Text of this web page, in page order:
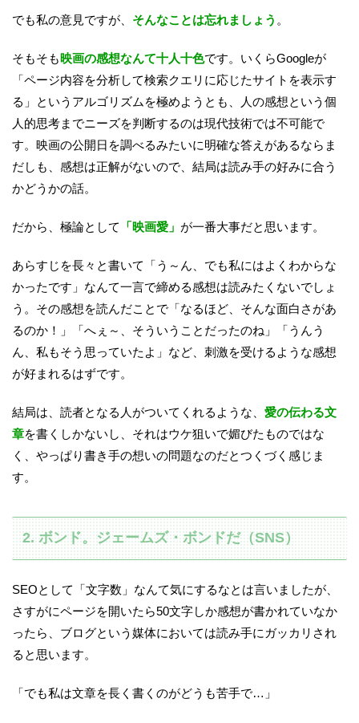
でも私の意見ですが、 そんなことは忘れましょう 。
そもそも映画の感想なんて十人十色です。いくらGoogleが
「ページ内容を分析して検索クエリに応じたサイトを表示す
る」というアルゴリズムを極めようとも、人の感想という個
人的思考までニーズを判断するのは現代技術では不可能で
す。映画の公開日を調べるみたいに明確な答えがあるならま
だしも、感想は正解がないので、結局は読み手の好みに合う
かどうかの話。
だから、極論として 「映画愛」 が一番大事だと思います。
あらすじを長々と書いて「う～ん、でも私にはよくわからな
かったです」なんて一言で締める感想は読みたくないでしょ
う。その感想を読んだことで「なるほど、そんな面白さがあ
るのか！」「へぇ～、そういうことだったのね」「うんう
ん、私もそう思っていたよ」など、刺激を受けるような感想
が好まれるはずです。
結局は、読者となる人がついてくれるような、 愛の伝わる文
章を書くしかないし、それはウケ狙いで媚びたものではな
く、やっぱり書き手の想いの問題なのだとつくづく感じま
す。
2. ボンド。ジェームズ・ボンドだ（SNS）
SEOとして「文字数」なんて気にするなとは言いましたが、
さすがにページを開いたら50文字しか感想が書かれていなか
ったら、ブログという媒体においては読み手にガッカリされ
ると思います。
「でも私は文章を長く書くのがどうも苦手で…」